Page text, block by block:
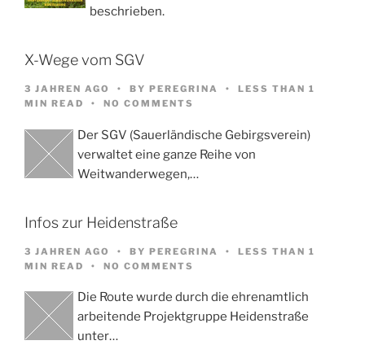
beschrieben.
X-Wege vom SGV
3 JAHREN AGO BY PEREGRINA
LESS THAN 1
MIN READ
NO COMMENTS
Der SGV (Sauerländische Gebirgsverein)
verwaltet eine ganze Reihe von
Weitwanderwegen,…
Infos zur Heidenstraße
3 JAHREN AGO BY PEREGRINA
LESS THAN 1
MIN READ
NO COMMENTS
Die Route wurde durch die ehrenamtlich
arbeitende Projektgruppe Heidenstraße
unter…